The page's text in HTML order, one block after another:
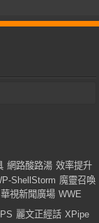
網路酸路湯 效率提升
ShellStorm 魔靈召喚
華視新聞廣場 WWE
麗文正經話 XPipe